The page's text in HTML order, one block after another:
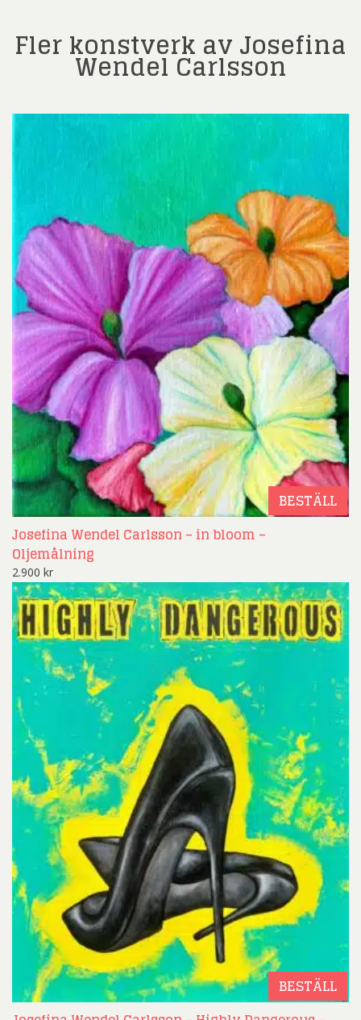
Fler konstverk av Josefina
Wendel Carlsson
BESTÄLL
Josefina Wendel Carlsson – in bloom –
Oljemålning
2.900 kr
BESTÄLL